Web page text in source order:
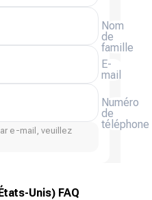
Nom
de
famille
E-
mail
Numéro
de
téléphone
e-mail, veuillez
Unis) FAQ